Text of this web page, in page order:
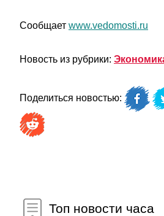
Сообщает www.vedomosti.ru
Новость из рубрики:
Поделиться новостью:
Топ новости часа